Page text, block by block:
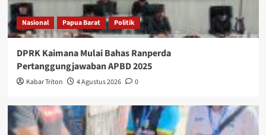
Nasional Papua Barat Politik
DPRK Kaimana Mulai Bahas Ranperda
Pertanggungjawaban APBD 2025
Kabar Triton 4 Agustus 2026 0